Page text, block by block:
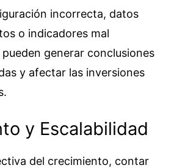
incorrecta, datos
o indicadores mal
generar conclusiones
y afectar las inversiones
y Escalabilidad
del crecimiento, contar